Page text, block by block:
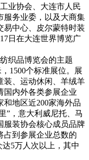
业协会、大连市人民
服务业委，以及大商集
易中心、皮尔蒙特时装
日在大连世界博览广
织品博览会的主题
1500个标准展位。展
装、运动休闲、羊绒羊
国内外各类参展企业
和地区近200家海外品
”，意大利威尼托、马
服装协会核心成员品牌
占到参展企业总数的
5万人次以上，其中